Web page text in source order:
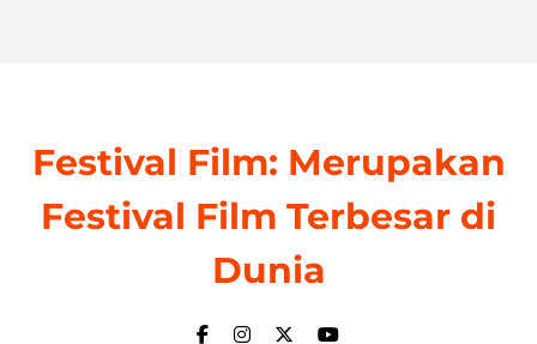
Festival Film: Merupakan
Festival Film Terbesar di
Dunia